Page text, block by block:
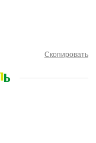
Скопировать